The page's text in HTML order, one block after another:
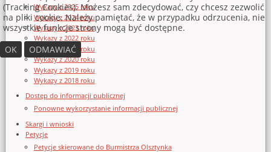
Wykazy z 2025 roku
Wykazy z 2024 roku
Wykazy z 2023 roku
Wykazy z 2022 roku
Wykazy z 2021 roku
Wykazy z 2020 roku
Wykazy z 2019 roku
Wykazy z 2018 roku
Dostęp do informacji publicznej
Ponowne wykorzystanie informacji publicznej
Skargi i wnioski
Petycje
Petycje skierowane do Burmistrza Olsztynka
(Tracking Cookies). Możesz sam zdecydować, czy chcesz zezwolić
na pliki cookie. Należy pamiętać, że w przypadku odrzucenia, nie
wszystkie funkcje strony mogą być dostępne.
OK
ODMAWIAĆ